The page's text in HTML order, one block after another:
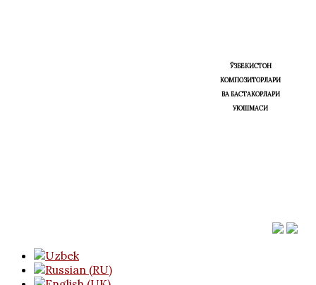
ЎЗБЕКИСТОН
КОМПОЗИТОРЛАРИ
ВА БАСТАКОРЛАРИ
УЮШМАСИ